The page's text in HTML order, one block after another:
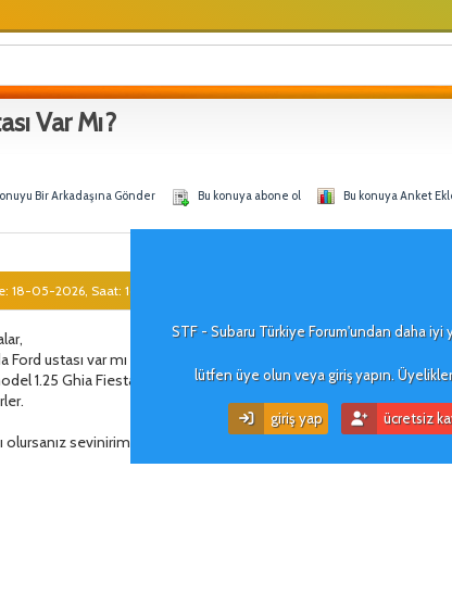
STF - Subaru Türkiye Forum'undan daha iyi
lütfen üye olun veya giriş yapın.
giriş yap ücretsiz
Var Mı?
Bir Arkadaşına Gönder Bu konuya abone ol Bu konuya Anket
18-05-2026, Saat: 16:30
Ford ustası var mı arkadaşlar?
1.25 Ghia Fiestam var ve bir şey sormak istiyorum; telefon
olursanız sevinirim.